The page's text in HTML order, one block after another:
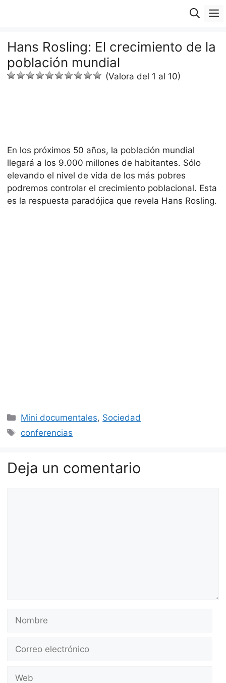
Hans Rosling: El crecimiento de la
población mundial
(Valora del 1 al 10)
En los próximos 50 años, la población mundial
llegará a los 9.000 millones de habitantes. Sólo
elevando el nivel de vida de los más pobres
podremos controlar el crecimiento poblacional. Esta
es la respuesta paradójica que revela Hans Rosling.
Categorías
Mini documentales, Sociedad
Etiquetas
conferencias
Deja un comentario
electrónico